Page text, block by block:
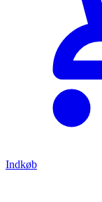
Indkøb